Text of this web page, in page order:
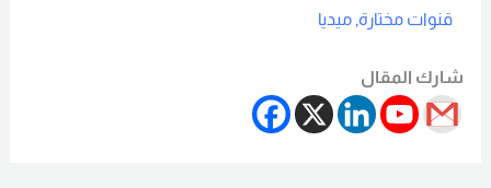
قنوات مختارة, ميديا
شارك المقال